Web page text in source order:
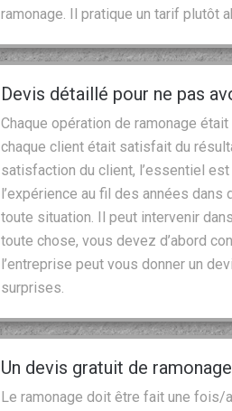
ramonage. Il pratique un tarif plutôt
Devis détaillé pour ne pas
Chaque opération de ramonage
chaque client était satisfait du
satisfaction du client, l’essentiel
l’expérience au fil des années dans
toute situation. Il peut intervenir
toute chose, vous devez d’abord
l’entreprise peut vous donner un
surprises.
Un devis gratuit de ramonage
Le ramonage doit être fait une fois/